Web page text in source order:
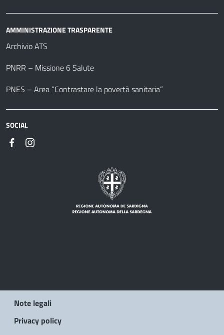
AMMINISTRAZIONE TRASPARENTE
Archivio ATS
PNRR – Missione 6 Salute
PNES – Area “Contrastare la povertà sanitaria”
SOCIAL
Note legali
Privacy policy